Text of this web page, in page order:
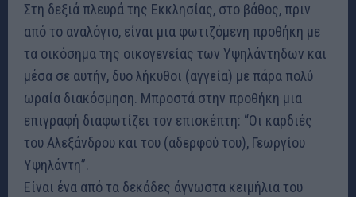
Στη δεξιά πλευρά της Εκκλησίας, στο βάθος, πριν
από το αναλόγιο, είναι μια φωτιζόμενη προθήκη με
τα οικόσημα της οικογενείας των Υψηλάντηδων και
μέσα σε αυτήν, δυο λήκυθοι (αγγεία) με πάρα πολύ
ωραία διακόσμηση. Μπροστά στην προθήκη μια
επιγραφή διαφωτίζει τον επισκέπτη: “Οι καρδιές
του Αλεξάνδρου και του (αδερφού του), Γεωργίου
Υψηλάντη”.
Είναι ένα από τα δεκάδες άγνωστα κειμήλια του